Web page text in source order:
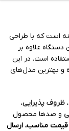
است که با طراحی
علاوه بر
است. در این
و بهترین مدل‌های
، ظروف پذیرایی،
و صدها محصول
قیمت مناسب، ارسال